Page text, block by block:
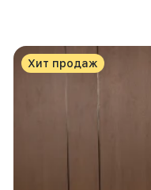
Хит продаж